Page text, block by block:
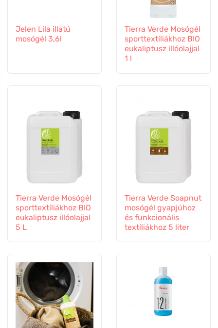
Jelen Lila illatú
mosógél 3,6l
Tierra Verde Mosógél
sporttextíliákhoz BIO
eukaliptusz illóolajjal
1 l
Tierra Verde Mosógél
sporttextíliákhoz BIO
eukaliptusz illóolajjal
5 L
Tierra Verde Soapnut
mosógél gyapjúhoz
és funkcionális
textíliákhoz 5 liter